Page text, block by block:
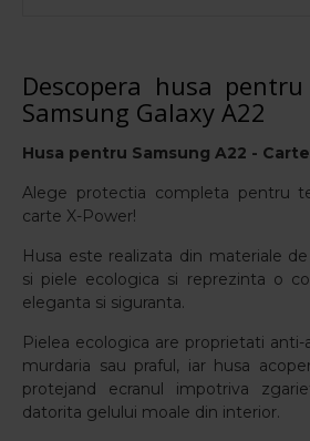
Descopera husa
Samsung Galaxy A22
Husa pentru Samsung A22 -
Alege protectia completa pentru
carte X-Power!
Husa este realizata din materiale
si piele ecologica si reprezinta o
eleganta si siguranta.
Pielea ecologica are proprietati
murdaria sau praful, iar husa
protejand ecranul impotriva
datorita gelului moale din interior.